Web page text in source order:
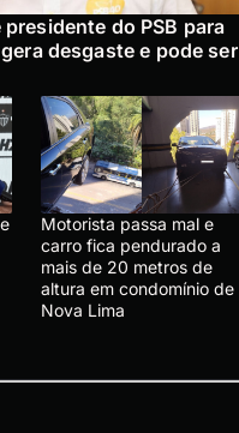
do PSB para
desgaste e pode ser
Motorista passa mal e
carro fica pendurado a
mais de 20 metros de
altura em condomínio de
Nova Lima